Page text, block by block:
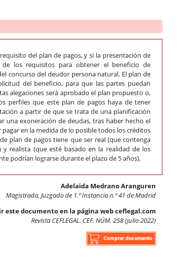
del plan de pagos, y si la presentación de
los requisitos para obtener el beneficio de
concurso del deudor persona natural. El plan de
del beneficio, para que las partes puedan
alegaciones será aprobado el plan propuesto o,
perfiles que este plan de pagos haya de tener
a partir de que se trata de una planificación
una exoneración de deudas, tras haber hecho el
en la medida de lo posible todos los créditos
plan de pagos tiene que ser real (que contenga
realista (que esté basado en la realidad de los
podrían lograrse durante el plazo de 5 años).
Adelaida Medrano Aranguren
Magistrada. Juzgado de 1.ª Instancia n.º 41 de Madrid
este documento en la página web ceflegal.com
Revista CEFLEGAL. CEF. NÚM. 258 (julio 2022)